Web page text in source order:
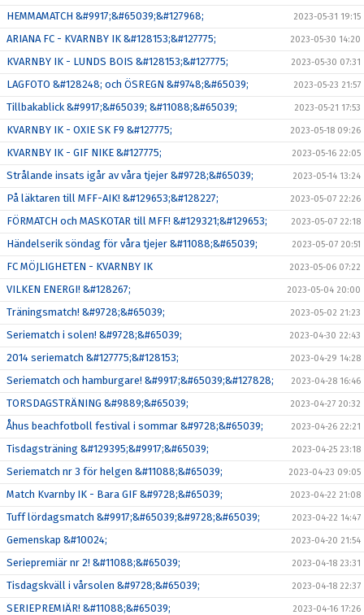
HEMMAMATCH &#9917;&#65039;&#127968; 2023-05-31 19:15
ARIANA FC - KVARNBY IK &#128153;&#127775; 2023-05-30 14:20
KVARNBY IK - LUNDS BOIS &#128153;&#127775; 2023-05-30 07:31
LAGFOTO &#128248; och ÖSREGN &#9748;&#65039; 2023-05-23 21:57
Tillbakablick &#9917;&#65039; &#11088;&#65039; 2023-05-21 17:53
KVARNBY IK - OXIE SK F9 &#127775; 2023-05-18 09:26
KVARNBY IK - GIF NIKE &#127775; 2023-05-16 22:05
Strålande insats igår av våra tjejer &#9728;&#65039; 2023-05-14 13:24
På läktaren till MFF-AIK! &#129653;&#128227; 2023-05-07 22:26
FÖRMATCH och MASKOTAR till MFF! &#129321;&#129653; 2023-05-07 22:18
Händelserik söndag för våra tjejer &#11088;&#65039; 2023-05-07 20:51
FC MÖJLIGHETEN - KVARNBY IK 2023-05-06 07:22
VILKEN ENERGI! &#128267; 2023-05-04 20:00
Träningsmatch! &#9728;&#65039; 2023-05-02 21:23
Seriematch i solen! &#9728;&#65039; 2023-04-30 22:43
2014 seriematch &#127775;&#128153; 2023-04-29 14:28
Seriematch och hamburgare! &#9917;&#65039;&#127828; 2023-04-28 16:46
TORSDAGSTRÄNING &#9889;&#65039; 2023-04-27 20:32
Åhus beachfotboll festival i sommar &#9728;&#65039; 2023-04-26 22:21
Tisdagsträning &#129395;&#9917;&#65039; 2023-04-25 23:18
Seriematch nr 3 för helgen &#11088;&#65039; 2023-04-23 09:05
Match Kvarnby IK - Bara GIF &#9728;&#65039; 2023-04-22 21:08
Tuff lördagsmatch &#9917;&#65039;&#9728;&#65039; 2023-04-22 14:47
Gemenskap &#10024; 2023-04-20 21:54
Seriepremiär nr 2! &#11088;&#65039; 2023-04-18 23:31
Tisdagskväll i vårsolen &#9728;&#65039; 2023-04-18 22:37
SERIEPREMIÄR! &#11088;&#65039; 2023-04-16 17:26